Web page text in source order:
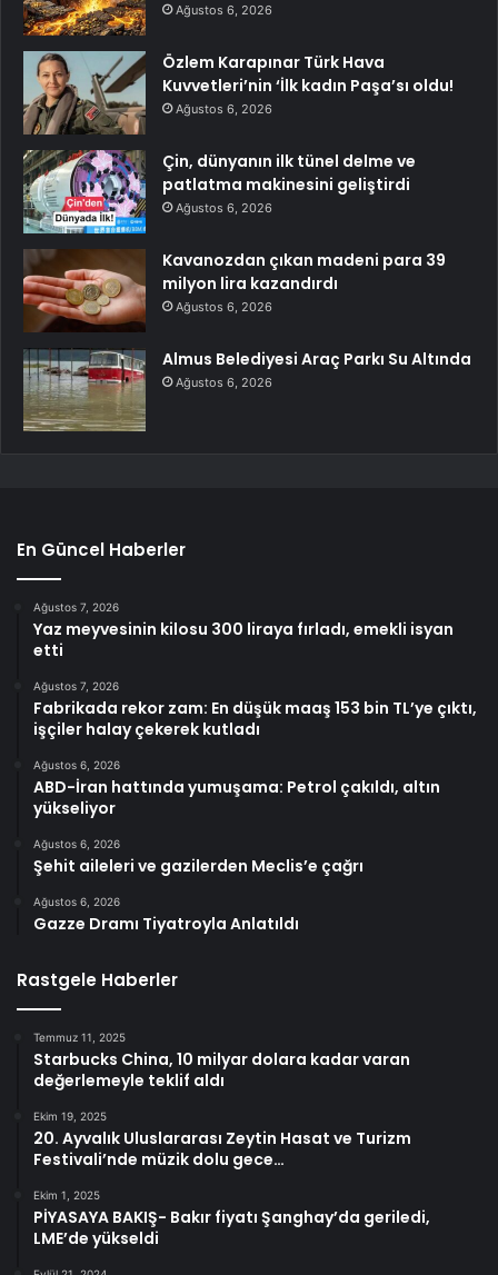
Ağustos 6, 2026
Özlem Karapınar Türk Hava
Kuvvetleri’nin ‘İlk kadın Paşa’sı oldu!
Ağustos 6, 2026
Çin, dünyanın ilk tünel delme ve
patlatma makinesini geliştirdi
Ağustos 6, 2026
Kavanozdan çıkan madeni para 39
milyon lira kazandırdı
Ağustos 6, 2026
Almus Belediyesi Araç Parkı Su Altında
Ağustos 6, 2026
En Güncel Haberler
Ağustos 7, 2026
Yaz meyvesinin kilosu 300 liraya fırladı, emekli isyan
etti
Ağustos 7, 2026
Fabrikada rekor zam: En düşük maaş 153 bin TL’ye çıktı,
işçiler halay çekerek kutladı
Ağustos 6, 2026
ABD-İran hattında yumuşama: Petrol çakıldı, altın
yükseliyor
Ağustos 6, 2026
Şehit aileleri ve gazilerden Meclis’e çağrı
Ağustos 6, 2026
Gazze Dramı Tiyatroyla Anlatıldı
Rastgele Haberler
Temmuz 11, 2025
Starbucks China, 10 milyar dolara kadar varan
değerlemeyle teklif aldı
Ekim 19, 2025
20. Ayvalık Uluslararası Zeytin Hasat ve Turizm
Festivali’nde müzik dolu gece…
Ekim 1, 2025
PİYASAYA BAKIŞ- Bakır fiyatı Şanghay’da geriledi,
LME’de yükseldi